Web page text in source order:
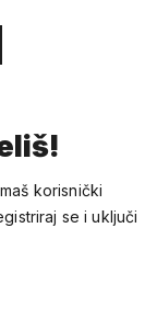
korisnički
se i uključi